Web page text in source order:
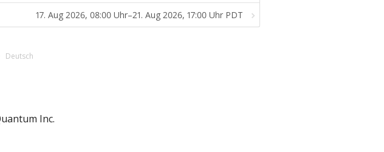
17. Aug 2026, 08:00 Uhr–21. Aug 2026, 17:00 Uhr PDT
Deutsch
Inc.